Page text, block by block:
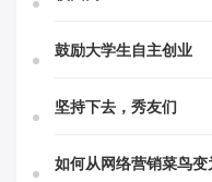
鼓励大学生自主创业
坚持下去，秀友们
如何从网络营销菜鸟